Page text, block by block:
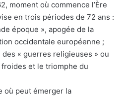
moment où commence l’Ère
en trois périodes de 72 ans :
époque », apogée de la
occidentale européenne ;
des « guerres religieuses » ou
et le triomphe du
où peut émerger la